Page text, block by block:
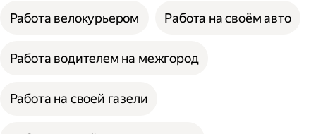
Работа велокурьером Работа на своём авто
Работа водителем на межгород
Работа на своей газели